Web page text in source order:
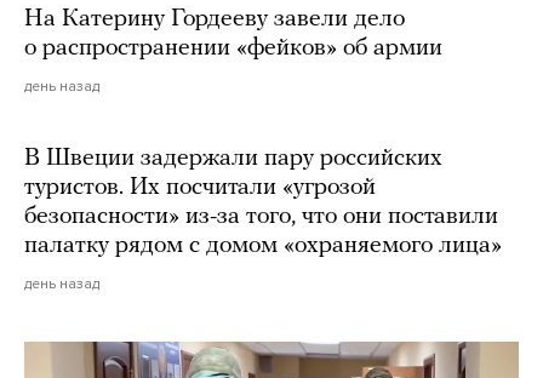
На Катерину Гордееву завели дело
о распространении «фейков» об армии
день назад
В Швеции задержали пару российских
туристов. Их посчитали «угрозой
безопасности» из-за того, что они поставили
палатку рядом с домом «охраняемого лица»
день назад